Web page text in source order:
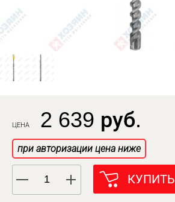
ЦЕНА 2 639 руб.
при авторизации цена ниже
КУПИТЬ